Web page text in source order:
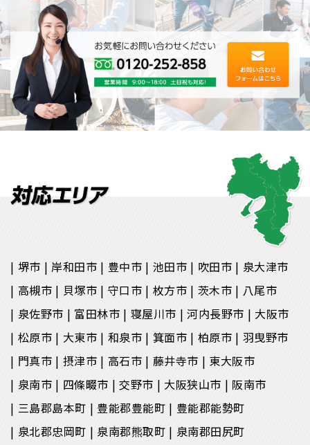
堺市 岸和田市 豊中市 池田市 吹田市
泉大津市
高槻市
貝塚市 守口市 枚方市 茨木市
八尾市
泉佐野市
富田林市 寝屋川市 河内長野市
大阪市
松原市
大東市 和泉市 箕面市 柏原市
羽曳野市
門真市
摂津市 高石市 藤井寺市
東大阪市
泉南市
四條畷市 交野市 大阪狭山市
阪南市
三島郡島本町
豊能郡豊能町
豊能郡能勢町
泉北郡忠岡町
泉南郡熊取町
泉南郡田尻町